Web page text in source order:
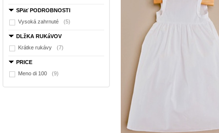
SPäť PODROBNOSTI
Vysoká zahrnuté
(5)
DLžKA RUKáVOV
Krátke rukávy
(7)
PRICE
Meno di 100
(9)